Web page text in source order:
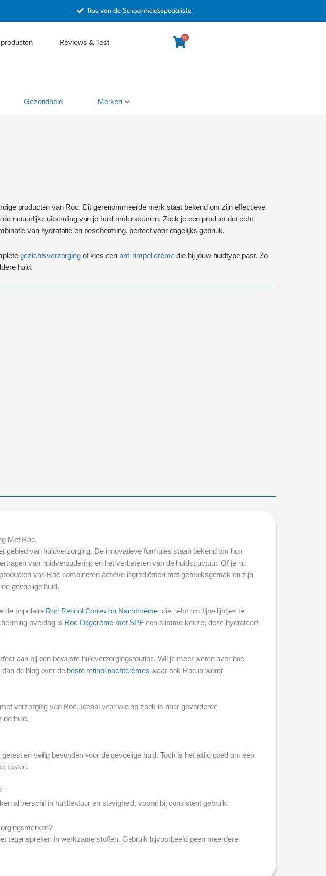
Tips van de Schoonheidsspecialiste
Reviews & Test
0
Gezondheid Merken
producten van Roc. Dit gerenommeerde merk staat bekend om zijn effectieve
natuurlijke uitstraling van je huid ondersteunen. Zoek je een product dat echt
van hydratatie en bescherming, perfect voor dagelijks gebruik.
gezichtsverzorging of kies een anti rimpel crème die bij jouw huidtype past. Zo
huid.
Met Roc
gebied van huidverzorging. De innovatieve formules staan bekend om hun
van huidveroudering en het verbeteren van de huidstructuur. Of je nu
van Roc combineren actieve ingrediënten met gebruiksgemak en zijn
gevoelige huid.
de populaire Roc Retinol Correxion Nachtcrème, die helpt om fijne lijntjes te
overdag is Roc Dagcrème met SPF een slimme keuze; deze hydrateert
aan bij een bewuste huidverzorgingsroutine. Wil je meer weten over hoe
de blog over de beste retinol nachtcrèmes waar ook Roc in wordt
verzorging van Roc. Ideaal voor wie op zoek is naar gevorderde
de huid.
en veilig bevonden voor de gevoelige huid. Toch is het altijd goed om een
testen.
al verschil in huidtextuur en stevigheid, vooral bij consistent gebruik.
tegenspreken in werkzame stoffen. Gebruik bijvoorbeeld geen meerdere